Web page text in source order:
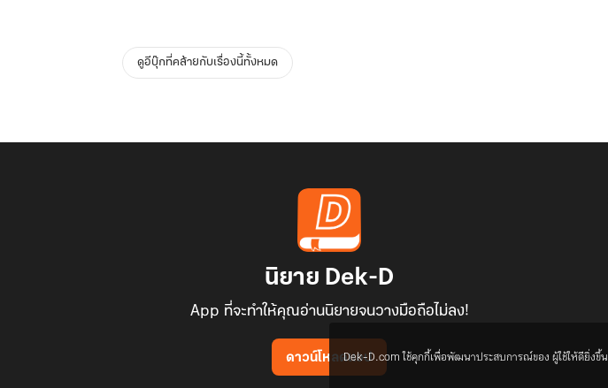
ดูอีบุ๊กที่คล้ายกับเรื่องนี้ทั้งหมด
นิยาย Dek-D
App ที่จะทำให้คุณอ่านนิยายจนวางมือถือไม่ลง!
ดาวน์โหลดแอปDek-D.com ใช้คุกกี้เพื่อพัฒนาประสบการณ์ของ ผู้ใช้ให้ดียิ่งขึ้น